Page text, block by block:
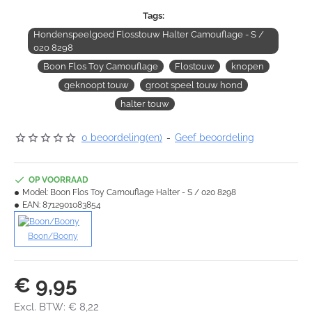
Tags:
Hondenspeelgoed Flosstouw Halter Camouflage - S /
020 8298
Boon Flos Toy Camouflage
Flostouw
knopen
geknoopt touw
groot speel touw hond
halter touw
0 beoordeling(en) - Geef beoordeling
€ 9,95
Excl. BTW: € 8,22
OP VOORRAAD
Model: Boon Flos Toy Camouflage Halter - S / 020 8298
EAN: 8712901083854
Boon/Boony